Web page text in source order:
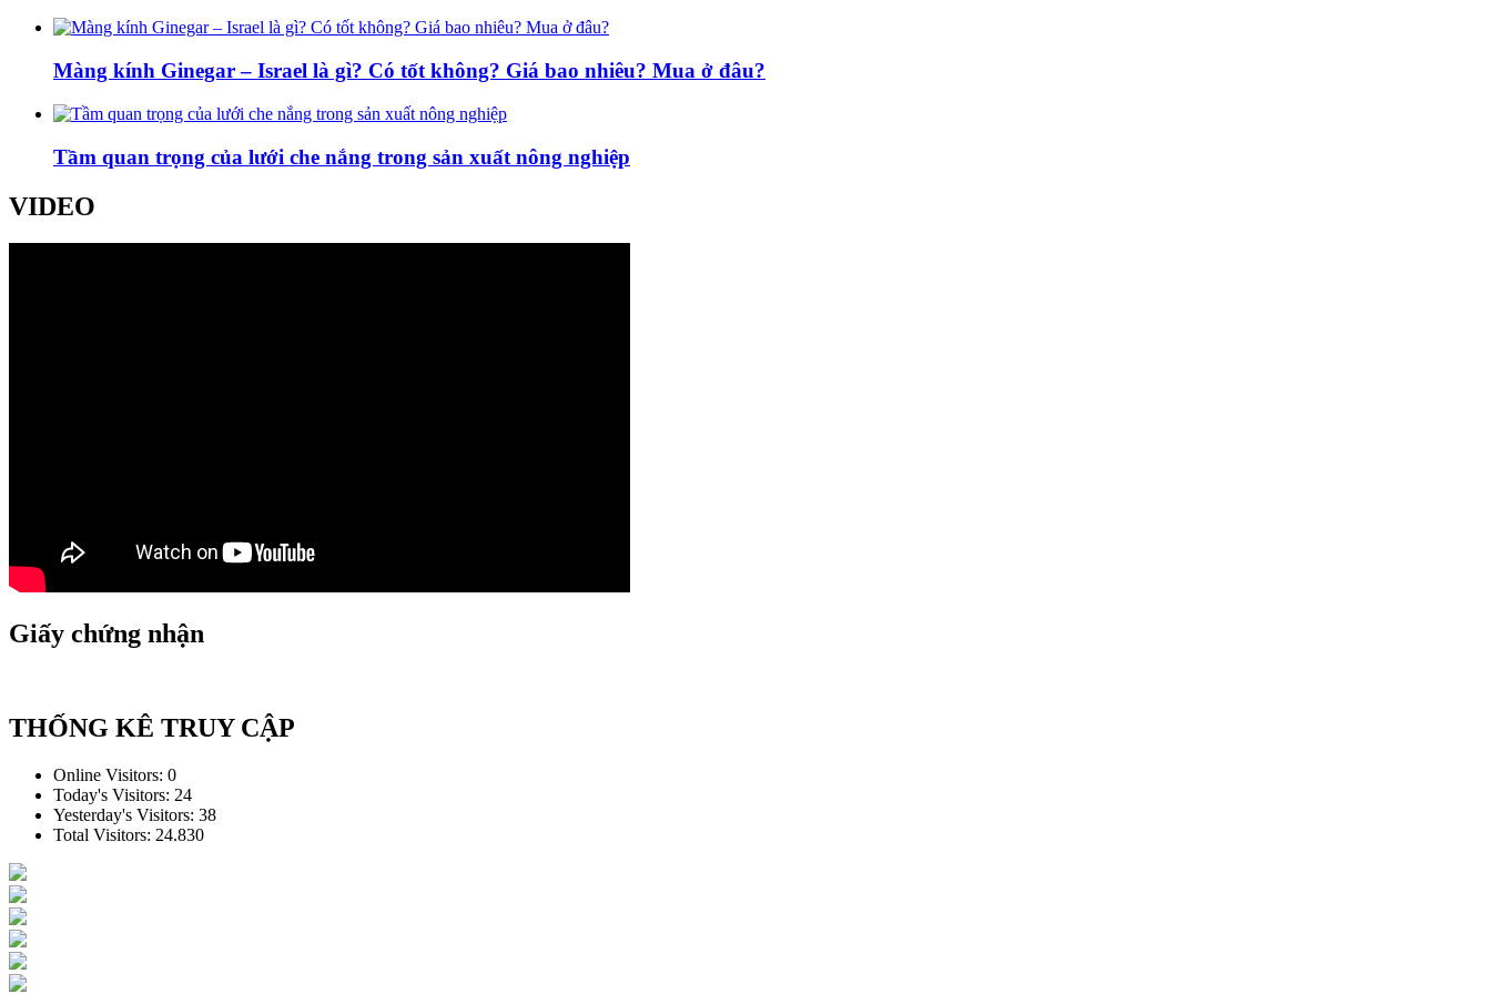
Màng kính Ginegar – Israel là gì? Có tốt không? Giá bao nhiêu? Mua ở đâu?
Tầm quan trọng của lưới che nắng trong sản xuất nông nghiệp
VIDEO
Giấy chứng nhận
THỐNG KÊ TRUY CẬP
Online Visitors: 0
Today's Visitors: 24
Yesterday's Visitors: 38
Total Visitors: 24.830